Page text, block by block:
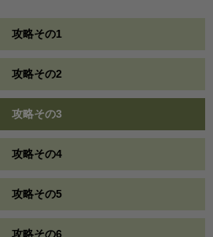
攻略その1
攻略その2
攻略その3
攻略その4
攻略その5
攻略その6